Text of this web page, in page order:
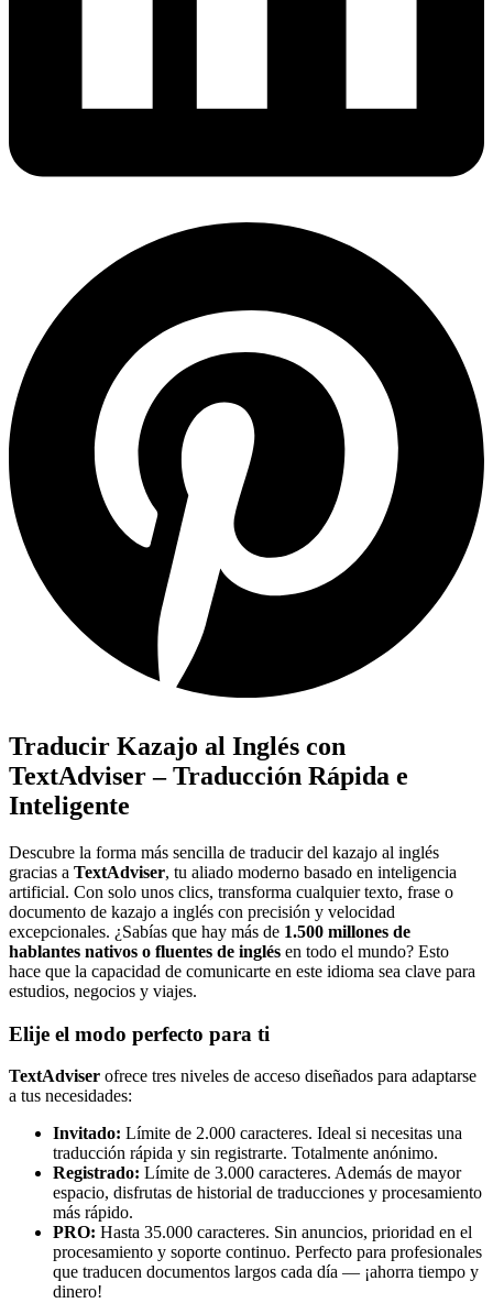
Traducir Kazajo al Inglés con
TextAdviser – Traducción Rápida e
Inteligente
Descubre la forma más sencilla de traducir del kazajo al inglés
gracias a TextAdviser, tu aliado moderno basado en inteligencia
artificial. Con solo unos clics, transforma cualquier texto, frase o
documento de kazajo a inglés con precisión y velocidad
excepcionales. ¿Sabías que hay más de 1.500 millones de
hablantes nativos o fluentes de inglés en todo el mundo? Esto
hace que la capacidad de comunicarte en este idioma sea clave para
estudios, negocios y viajes.
Elije el modo perfecto para ti
TextAdviser ofrece tres niveles de acceso diseñados para adaptarse
a tus necesidades:
Invitado: Límite de 2.000 caracteres. Ideal si necesitas una
traducción rápida y sin registrarte. Totalmente anónimo.
Registrado: Límite de 3.000 caracteres. Además de mayor
espacio, disfrutas de historial de traducciones y procesamiento
más rápido.
PRO: Hasta 35.000 caracteres. Sin anuncios, prioridad en el
procesamiento y soporte continuo. Perfecto para profesionales
que traducen documentos largos cada día — ¡ahorra tiempo y
dinero!